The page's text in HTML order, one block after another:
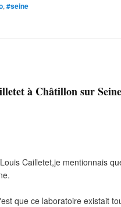
, #seine
à Châtillon sur
Cailletet,je mentionnais
que ce laboratoire existait